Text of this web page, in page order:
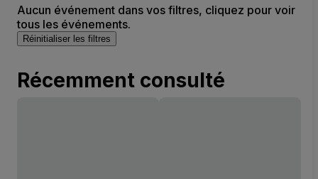
Aucun événement dans vos filtres, cliquez pour voir
tous les événements.
Réinitialiser les filtres
Récemment consulté